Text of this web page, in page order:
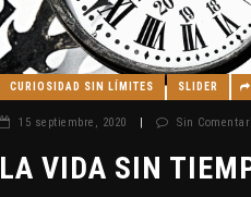
CURIOSIDAD SIN LÍMITES SLIDER
15 septiembre, 2020 | Sin
LA VIDA SIN